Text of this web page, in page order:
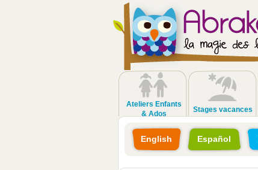
Ateliers Enfants
& Ados
Stages vacances
English Español